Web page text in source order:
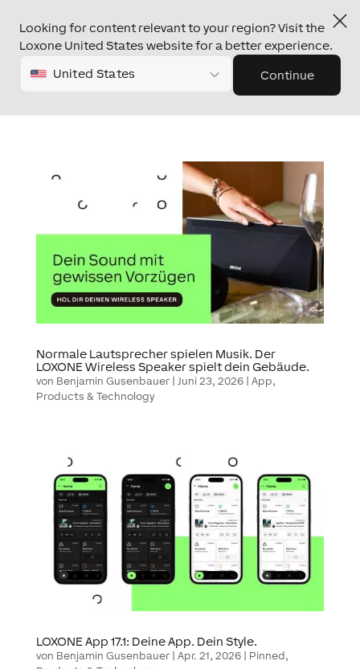
Looking for content relevant to your region? Visit the
Loxone United States website for a better experience.
United States Continue
Normale Lautsprecher spielen Musik. Der
LOXONE Wireless Speaker spielt dein Gebäude.
von Benjamin Gusenbauer| Juni 23, 2026| App,
Products & Technology
LOXONE App 17.1: Deine App. Dein Style.
von Benjamin Gusenbauer| Apr. 21, 2026| Pinned ,